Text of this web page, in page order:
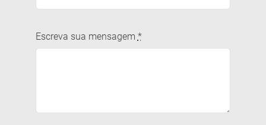
Escreva sua mensagem *